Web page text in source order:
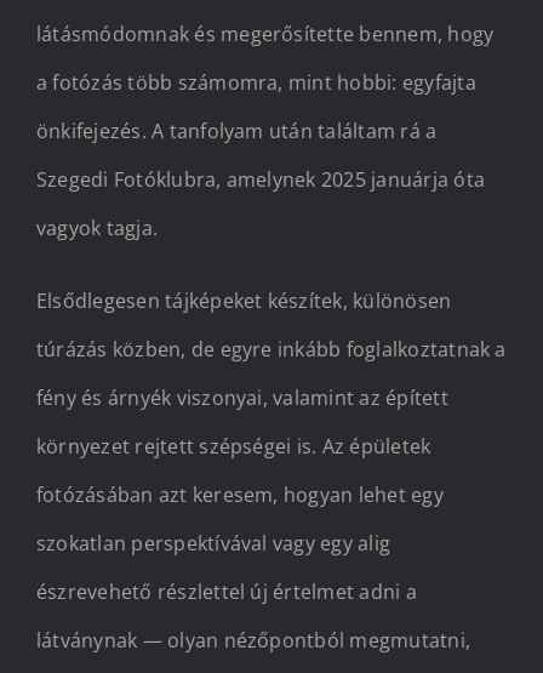
látásmódomnak és megerősítette bennem, hogy
a fotózás több számomra, mint hobbi: egyfajta
önkifejezés. A tanfolyam után találtam rá a
Szegedi Fotóklubra, amelynek 2025 januárja óta
vagyok tagja.
Elsődlegesen tájképeket készítek, különösen
túrázás közben, de egyre inkább foglalkoztatnak a
fény és árnyék viszonyai, valamint az épített
környezet rejtett szépségei is. Az épületek
fotózásában azt keresem, hogyan lehet egy
szokatlan perspektívával vagy egy alig
észrevehető részlettel új értelmet adni a
látványnak — olyan nézőpontból megmutatni,